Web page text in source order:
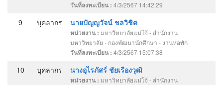
วันที่ลงทะเบียน : 4/3/2567 14:42:29
9 บุคลากร นายปัญญวัจน์ ชลวิชิต
หน่วยงาน : มหาวิทยาลัยแม่โจ้ - สำนักงาน
มหาวิทยาลัย - กองพัฒนานักศึกษา - งานหอพัก
วันที่ลงทะเบียน : 4/3/2567 15:07:38
10 บุคลากร นางอุไรภัสร์ ชัยเรืองวุฒิ
หน่วยงาน : มหาวิทยาลัยแม่โจ้ - สำนักงาน